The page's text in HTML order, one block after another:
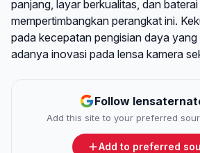
panjang, layar berkualitas, dan
mempertimbangkan perangkat ini.
pada kecepatan pengisian daya
adanya inovasi pada lensa kamera
Follow
Add this site to your preferred
Add to preferred